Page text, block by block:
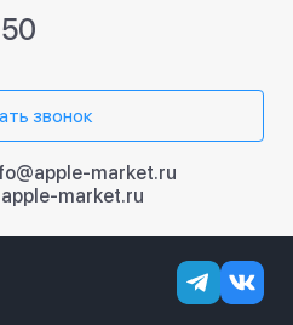
звонок
market.ru
market.ru